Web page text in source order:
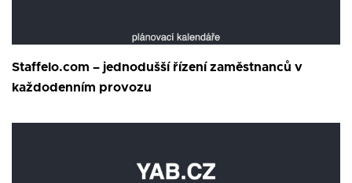
Staffelo.com – jednodušší řízení zaměstnanců v
každodenním provozu